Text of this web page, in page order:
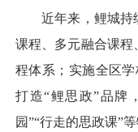
近年来，鲤城持续
课程、多元融合课程
程体系；实施全区
打造“鲤思政”品牌
园”“行走的思政课”等